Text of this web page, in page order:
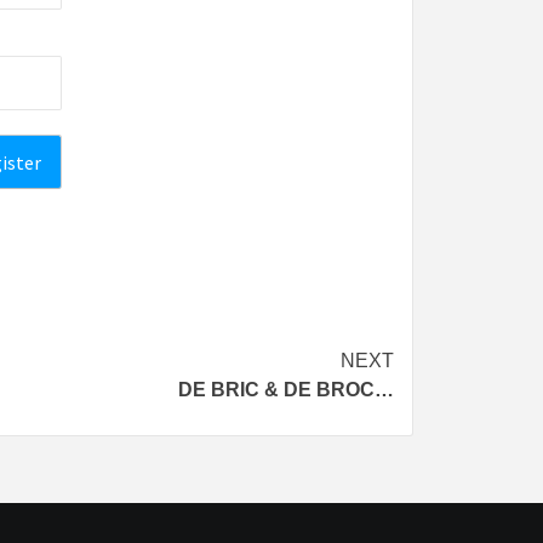
NEXT
DE BRIC & DE BROC…